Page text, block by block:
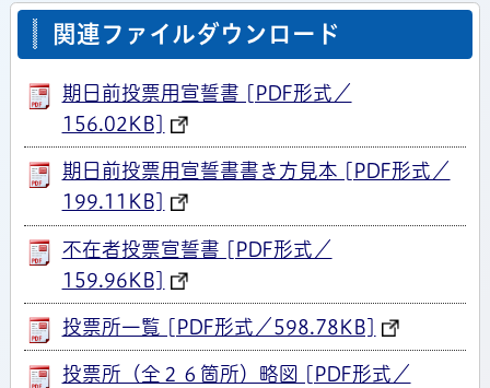
関連ファイルダウンロード
期日前投票用宣誓書 [PDF形式／
156.02KB]
期日前投票用宣誓書書き方見本 [PDF形式／
199.11KB]
不在者投票宣誓書 [PDF形式／
159.96KB]
投票所一覧 [PDF形式／598.78KB]
投票所（全２６箇所）略図 [PDF形式／